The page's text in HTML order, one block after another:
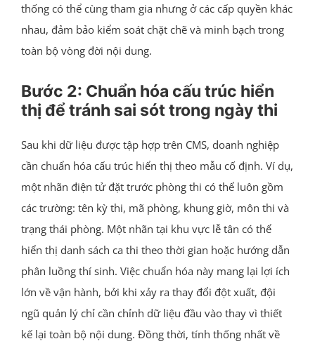
thống có thể cùng tham gia nhưng ở các cấp quyền khác
nhau, đảm bảo kiểm soát chặt chẽ và minh bạch trong
toàn bộ vòng đời nội dung.
Bước 2: Chuẩn hóa cấu trúc hiển
thị để tránh sai sót trong ngày thi
Sau khi dữ liệu được tập hợp trên CMS, doanh nghiệp
cần chuẩn hóa cấu trúc hiển thị theo mẫu cố định. Ví dụ,
một nhãn điện tử đặt trước phòng thi có thể luôn gồm
các trường: tên kỳ thi, mã phòng, khung giờ, môn thi và
trạng thái phòng. Một nhãn tại khu vực lễ tân có thể
hiển thị danh sách ca thi theo thời gian hoặc hướng dẫn
phân luồng thí sinh. Việc chuẩn hóa này mang lại lợi ích
lớn về vận hành, bởi khi xảy ra thay đổi đột xuất, đội
ngũ quản lý chỉ cần chỉnh dữ liệu đầu vào thay vì thiết
kế lại toàn bộ nội dung. Đồng thời, tính thống nhất về